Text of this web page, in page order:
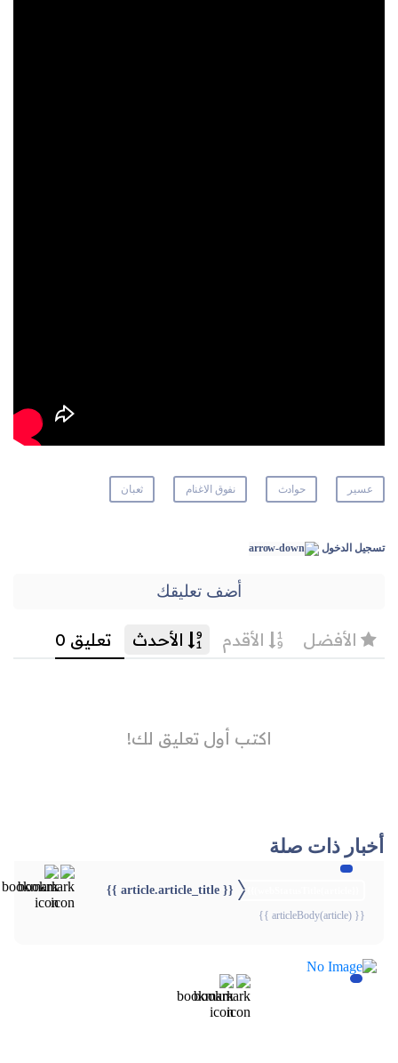
عسير حوادث نفوق الاغنام ثعبان
تسجيل الدخول
أضف تعليقك
أخبار ذات صلة
{{ article.article_title }}
{{ articleBody(article) }}